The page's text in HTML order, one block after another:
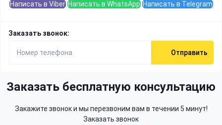
Написать в Viber Написать в WhatsApp Написать в Telegram
Заказать звонок:
Отправить
Заказать бесплатную консультацию
Закажите звонок и мы перезвоним вам в течении 5 минут!
Заказать звонок